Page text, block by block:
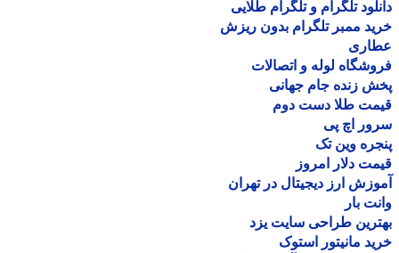
تلگرام و تلگرام طلایی
ممبر تلگرام بدون ریزش
لوله و اتصالات
زنده جام جهانی
طلا دست دوم
اچ پی
وین تک
دلار امروز
ارز دیجیتال در تهران
بار
طراحی سایت یزد
مانیتور استوک